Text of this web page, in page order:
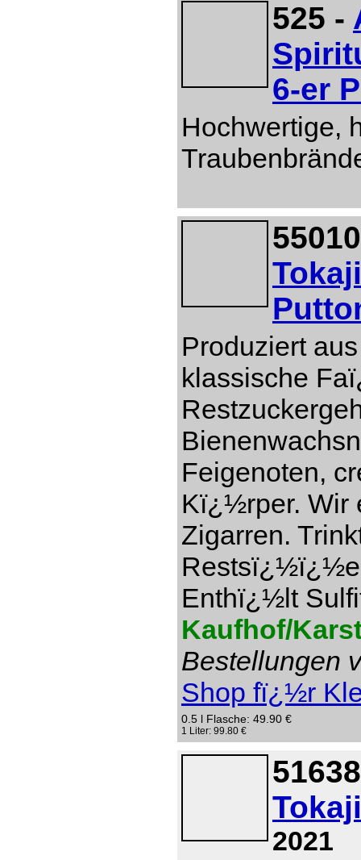
525 -
6-er
Hochwertige,
Produziert
klassische
Feigenoten,
Kï¿½rper. Wir
Zigarren.
Restsï¿½ï¿½e
Enthï¿½lt
Kaufhof/
Bestellungen
Shop fï¿½r
0.5 l Flasche: 49.90 €
1 Liter: 99.80 €
2021